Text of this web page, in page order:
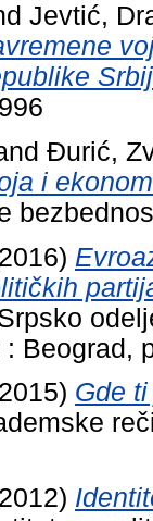
Jevtić,
Đurić,
i
Beograd,
Gde